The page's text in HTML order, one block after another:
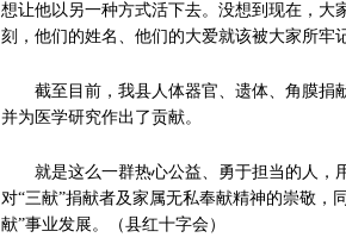
想让他以另一种方式活下去。没想到现在，大
刻，他们的姓名、他们的大爱就该被大家所牢
截至目前，我县人体器官、遗体、角膜捐献
并为医学研究作出了贡献。
就是这么一群热心公益、勇于担当的人，用
对“三献”捐献者及家属无私奉献精神的崇敬，
献”事业发展。（县红十字会）